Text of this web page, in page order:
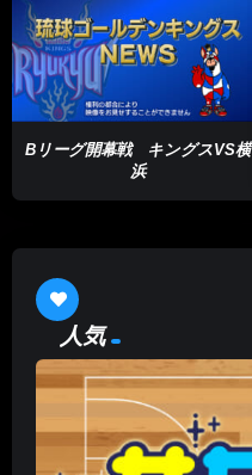
Bリーグ開幕戦 キングスVS横
浜
人気